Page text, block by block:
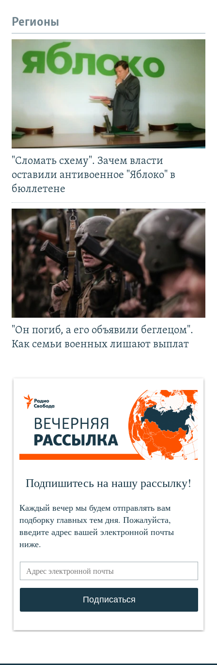
Регионы
"Сломать схему". Зачем власти
оставили антивоенное "Яблоко" в
бюллетене
"Он погиб, а его объявили беглецом".
Как семьи военных лишают выплат